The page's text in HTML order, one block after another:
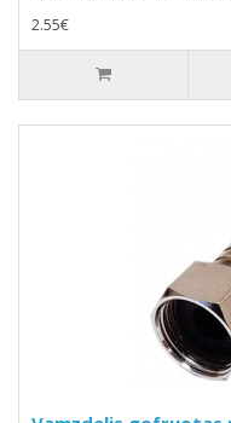
2.55€